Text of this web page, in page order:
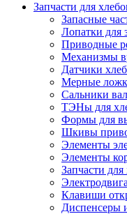
Запчасти для
Запасные
Лопатки для
Приводные
Механизмы
Датчики
Мерные
Сальники
ТЭНы для
Формы для
Шкивы
Элементы
Элементы
Запчасти
Клавиши
Диспенсеры